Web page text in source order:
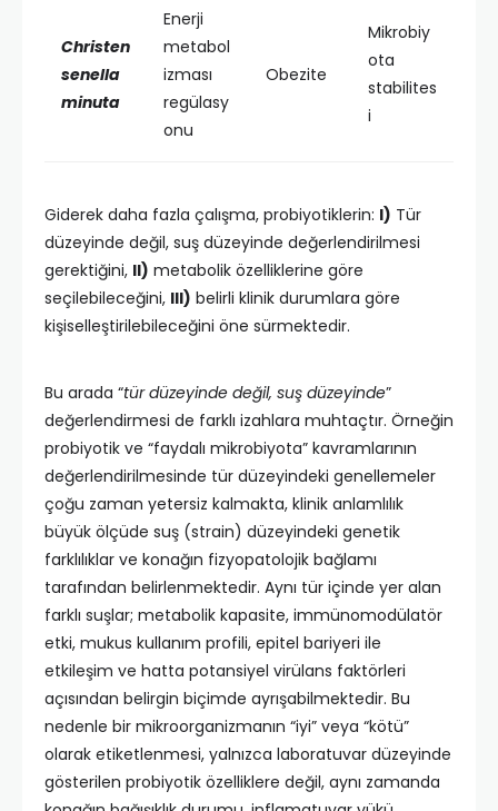
Christen
senella
minuta
Enerji
metabol
izması
regülasy
onu
Obezite
Mikrobiy
ota
stabilites
i
Giderek daha fazla çalışma, probiyotiklerin: I) Tür
düzeyinde değil, suş düzeyinde değerlendirilmesi
gerektiğini, II) metabolik özelliklerine göre
seçilebileceğini, III) belirli klinik durumlara göre
kişiselleştirilebileceğini öne sürmektedir.
Bu arada “tür düzeyinde değil, suş düzeyinde”
değerlendirmesi de farklı izahlara muhtaçtır. Örneğin
probiyotik ve “faydalı mikrobiyota” kavramlarının
değerlendirilmesinde tür düzeyindeki genellemeler
çoğu zaman yetersiz kalmakta, klinik anlamlılık
büyük ölçüde suş (strain) düzeyindeki genetik
farklılıklar ve konağın fizyopatolojik bağlamı
tarafından belirlenmektedir. Aynı tür içinde yer alan
farklı suşlar; metabolik kapasite, immünomodülatör
etki, mukus kullanım profili, epitel bariyeri ile
etkileşim ve hatta potansiyel virülans faktörleri
açısından belirgin biçimde ayrışabilmektedir. Bu
nedenle bir mikroorganizmanın “iyi” veya “kötü”
olarak etiketlenmesi, yalnızca laboratuvar düzeyinde
gösterilen probiyotik özelliklere değil, aynı zamanda